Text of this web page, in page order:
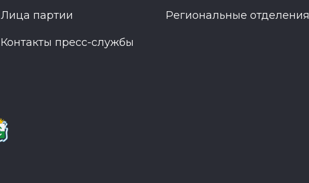
Лица партии Региональные отделения
Контакты пресс-службы